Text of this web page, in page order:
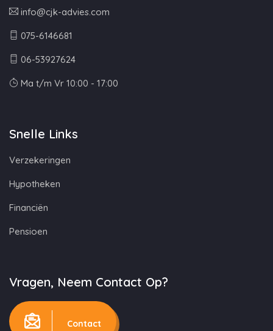
info@cjk-advies.com
075-6146681
06-53927624
Ma t/m Vr 10:00 - 17:00
Snelle Links
Verzekeringen
Hypotheken
Financiën
Pensioen
Vragen, Neem Contact Op?
Contact